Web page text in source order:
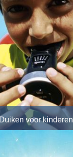
voor kinderen